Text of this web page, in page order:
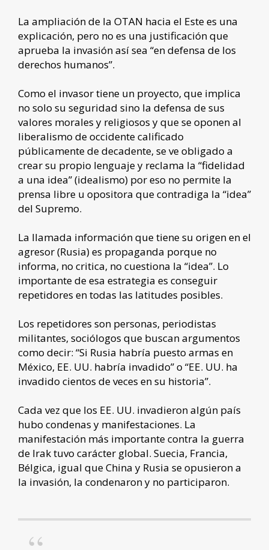
La ampliación de la OTAN hacia el Este es una
explicación, pero no es una justificación que
aprueba la invasión así sea “en defensa de los
derechos humanos”.
Como el invasor tiene un proyecto, que implica
no solo su seguridad sino la defensa de sus
valores morales y religiosos y que se oponen al
liberalismo de occidente calificado
públicamente de decadente, se ve obligado a
crear su propio lenguaje y reclama la “fidelidad
a una idea” (idealismo) por eso no permite la
prensa libre u opositora que contradiga la “idea”
del Supremo.
La llamada información que tiene su origen en el
agresor (Rusia) es propaganda porque no
informa, no critica, no cuestiona la “idea”. Lo
importante de esa estrategia es conseguir
repetidores en todas las latitudes posibles.
Los repetidores son personas, periodistas
militantes, sociólogos que buscan argumentos
como decir: “Si Rusia habría puesto armas en
México, EE. UU. habría invadido” o “EE. UU. ha
invadido cientos de veces en su historia”.
Cada vez que los EE. UU. invadieron algún país
hubo condenas y manifestaciones. La
manifestación más importante contra la guerra
de Irak tuvo carácter global. Suecia, Francia,
Bélgica, igual que China y Rusia se opusieron a
la invasión, la condenaron y no participaron.